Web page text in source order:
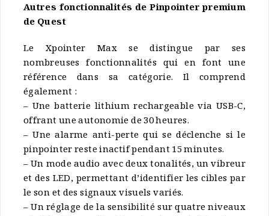
Autres fonctionnalités de Pinpointer premium
de Quest
Le Xpointer Max se distingue par ses
nombreuses fonctionnalités qui en font une
référence dans sa catégorie. Il comprend
également :
– Une batterie lithium rechargeable via USB-C,
offrant une autonomie de 30 heures.
– Une alarme anti-perte qui se déclenche si le
pinpointer reste inactif pendant 15 minutes.
– Un mode audio avec deux tonalités, un vibreur
et des LED, permettant d’identifier les cibles par
le son et des signaux visuels variés.
– Un réglage de la sensibilité sur quatre niveaux